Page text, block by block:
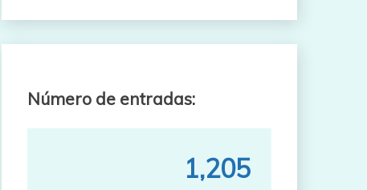
Número de entradas:
1,205